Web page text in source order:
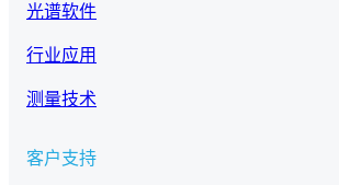
光谱软件
行业应用
测量技术
客户支持